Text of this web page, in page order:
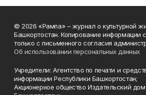
© 2026 «Рампа» – журнал о культурной
Башкортостан. Копирование информации
только с письменного согласия
Об использовании персональных данных
Учредители: Агентство по печати и
информации Республики Башкортостан;
Акционерное общество Издательский